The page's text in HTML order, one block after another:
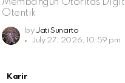
Membangun Otoritas
Otentik
by Jati Sunarto
July 27, 2026, 10:59 pm
Karir